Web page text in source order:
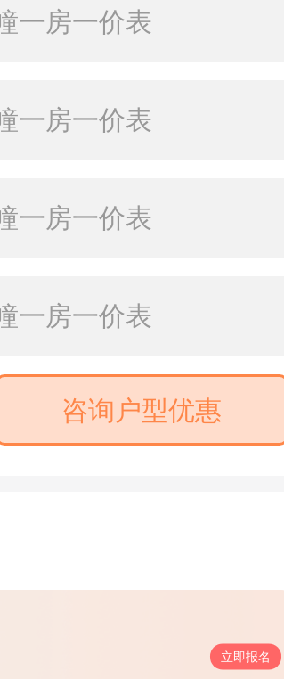
一房一价表
一房一价表
一房一价表
一房一价表
咨询户型优惠
立即报名